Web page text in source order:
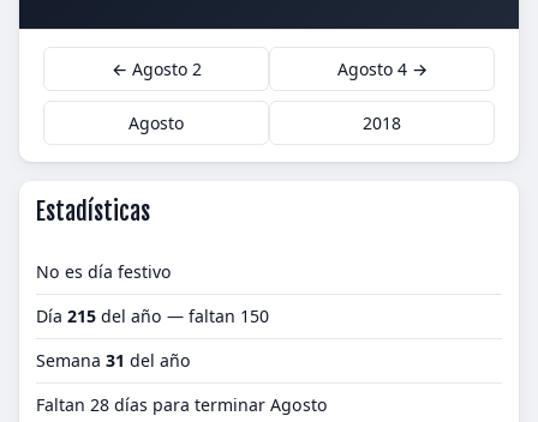
← Agosto 2 Agosto 4 →
Agosto 2018
Estadísticas
No es día festivo
Día 215 del año — faltan 150
Semana 31 del año
Faltan 28 días para terminar Agosto